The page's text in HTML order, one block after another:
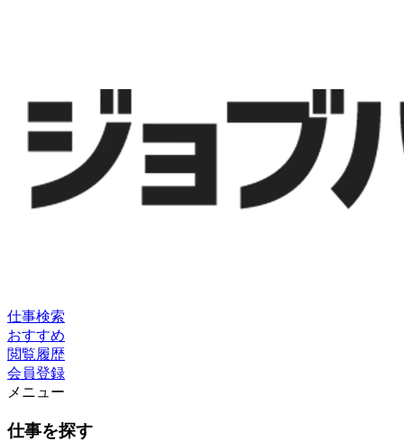
仕事検索
おすすめ
閲覧履歴
会員登録
メニュー
仕事を探す